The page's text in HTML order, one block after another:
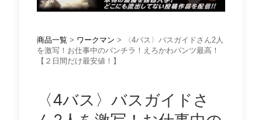
商品一覧 > ワークマン > 〈4バス〉バスガイドさん2人
を激写！お仕事中のパンチラ！えろかわパンツ最高！
【２日間だけ最安値！】
〈4バス〉バスガイドさ